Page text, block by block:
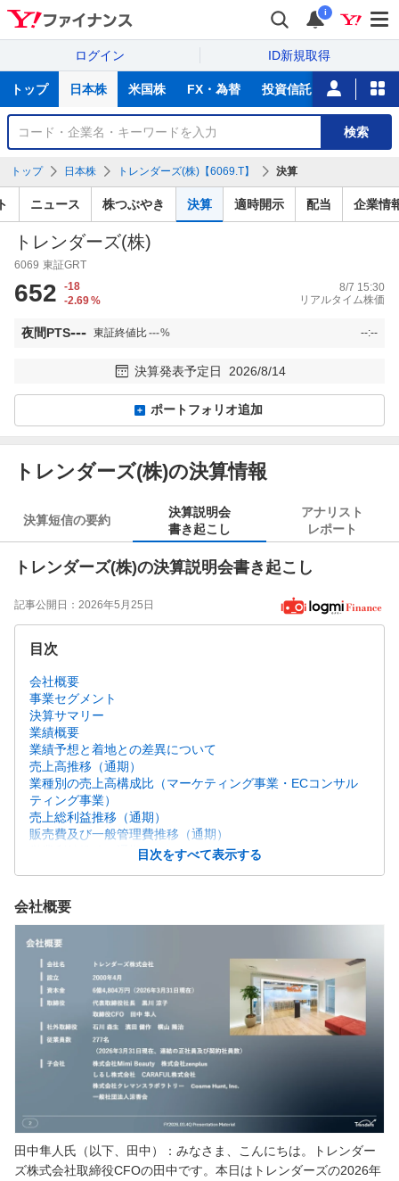
i
ログイン ID新規取得
サ
トップ 日本株 米国株 FX・為替 投資信託 ニュース
銘
検
検索
トップ 日本株 トレンダーズ(株)【6069.T】 決算
ニュース 株つぶやき 決算 適時開示 配当 企業情
トレンダーズ(株)
6069 東証GRT
652
-18
-2.69%
8/7 15:30
リアルタイム株価
夜間PTS--- 東証終値比---% --:--
決算発表予定日 2026/8/14
ポートフォリオ追加
トレンダーズ(株)の決算情報
決算短信の要約
決算説明会
書き起こし
アナリスト
レポート
トレンダーズ(株)の決算説明会書き起こし
記事公開日： 2026年5月25日
目次をすべて表示する
目次
会社概要
事業セグメント
決算サマリー
業績概要
業績予想と着地との差異について
売上高推移（通期）
業種別の売上高構成比（マーケティング事業・ECコンサル
ティング事業）
売上総利益推移（通期）
販売費及び一般管理費推移（通期）
営業利益推移（通期）
売上高推移（四半期）
売上総利益推移（四半期）
販売費及び一般管理費推移（四半期）
営業利益推移（四半期）
事業・サービス別の粗利推移（四半期）
2027年3月期 通期連結業績予想
業績予想の補足説明
株主還元
事業ドメインの変革
リテールマーケティングとは
トレンダーズのリテールマーケティング
AI活用の取り組み
ECコンサルティング事業概要
各事業の成長戦略
リテールマーケティング企業として再成長期へ
会社概要
田中隼人氏（以下、田中）：みなさま、こんにちは。トレンダー
ズ株式会社取締役CFOの田中です。本日はトレンダーズの2026年